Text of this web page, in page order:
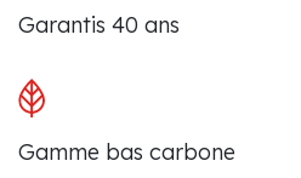
Garantis 40 ans
Gamme bas carbone